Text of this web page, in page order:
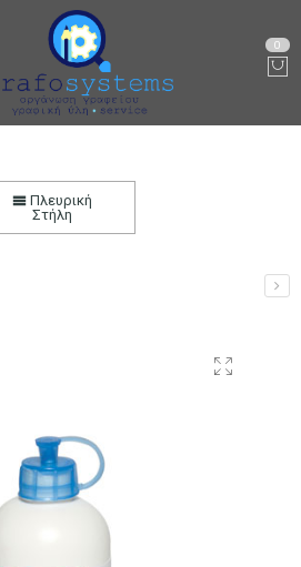
0
Ζωγραφική & DIY
Πλευρική
Στήλη